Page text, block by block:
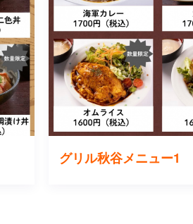
グリル秋谷メニュー1